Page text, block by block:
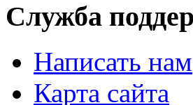
Служба
Написать нам
Карта сайта